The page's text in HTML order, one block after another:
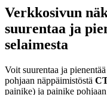
Verkkosivun
suurentaa ja
selaimesta
Voit suurentaa ja
pohjaan näppäimistöstä
painike) ja painike